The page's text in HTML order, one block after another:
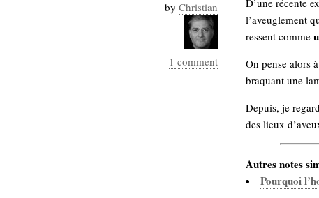
by Christian
1 comment
D’une récente
l’aveuglement
ressent comme
On pense alors
braquant une
Depuis, je
des lieux
Autres notes
Pourquoi
Industrialis
business_model
cinéma